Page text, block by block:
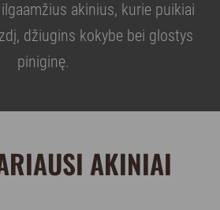
akinius, kurie puikiai
džiugins kokybe bei glostys
piniginę.
AKINIAI